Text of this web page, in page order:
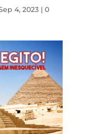
4, 2023| 0